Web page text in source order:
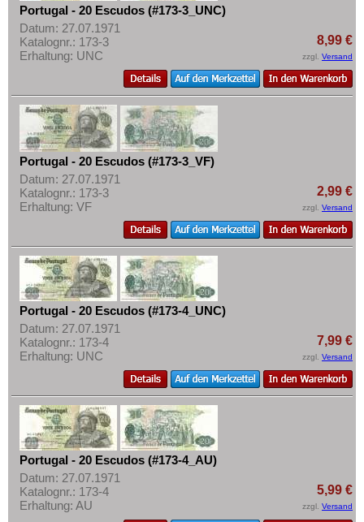
Portugal - 20 Escudos (#173-3_UNC)
Datum: 27.07.1971
Katalognr.: 173-3
Erhaltung: UNC
8,99 €
zzgl. Versand
Portugal - 20 Escudos (#173-3_VF)
Datum: 27.07.1971
Katalognr.: 173-3
Erhaltung: VF
2,99 €
zzgl. Versand
Portugal - 20 Escudos (#173-4_UNC)
Datum: 27.07.1971
Katalognr.: 173-4
Erhaltung: UNC
7,99 €
zzgl. Versand
Portugal - 20 Escudos (#173-4_AU)
Datum: 27.07.1971
Katalognr.: 173-4
Erhaltung: AU
5,99 €
zzgl. Versand